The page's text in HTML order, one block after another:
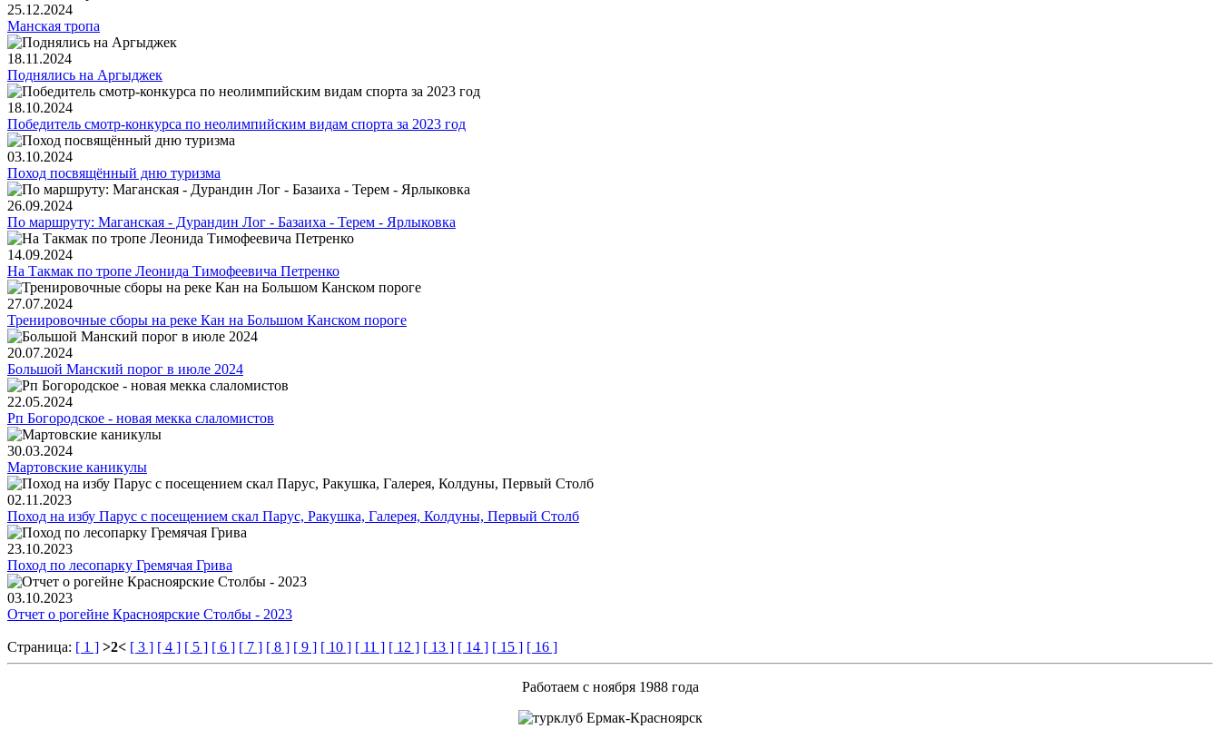
25.12.2024
Манская тропа
18.11.2024
Поднялись на Аргыджек
18.10.2024
Победитель смотр-конкурса по неолимпийским видам спорта за 2023 год
03.10.2024
Поход посвящённый дню туризма
26.09.2024
По маршруту: Маганская - Дурандин Лог - Базаиха - Терем - Ярлыковка
14.09.2024
На Такмак по тропе Леонида Тимофеевича Петренко
27.07.2024
Тренировочные сборы на реке Кан на Большом Канском пороге
20.07.2024
Большой Манский порог в июле 2024
22.05.2024
Рп Богородское - новая мекка слаломистов
30.03.2024
Мартовские каникулы
02.11.2023
Поход на избу Парус с посещением скал Парус, Ракушка, Галерея, Колдуны, Первый Столб
23.10.2023
Поход по лесопарку Гремячая Грива
03.10.2023
Отчет о рогейне Красноярские Столбы - 2023
Страница: [ 1 ] >2< [ 3 ] [ 4 ] [ 5 ] [ 6 ] [ 7 ] [ 8 ] [ 9 ] [ 10 ] [ 11 ] [ 12 ] [ 13 ] [ 14 ] [ 15 ] [ 16 ]
Работаем с ноября 1988 года